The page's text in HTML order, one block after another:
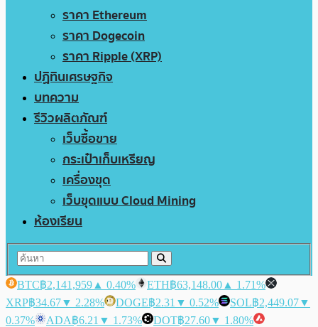
ราคา Ethereum
ราคา Dogecoin
ราคา Ripple (XRP)
ปฏิทินเศรษฐกิจ
บทความ
รีวิวผลิตภัณฑ์
เว็บซื้อขาย
กระเป๋าเก็บเหรียญ
เครื่องขุด
เว็บขุดแบบ Cloud Mining
ห้องเรียน
BTC฿2,141,959 ▲ 0.40% ETH฿63,148.00 ▲ 1.71%
XRP฿34.67▼ 2.28% DOGE฿2.31 ▼ 0.52% SOL฿2,449.07▼
0.37%
ADA฿6.21 ▼ 1.73% DOT฿27.60▼ 1.80%